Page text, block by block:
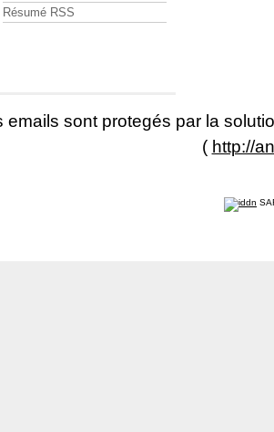
Résumé RSS
emails sont protegés par la
( http://